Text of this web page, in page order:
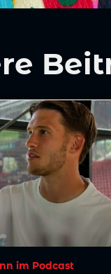
im Podcast